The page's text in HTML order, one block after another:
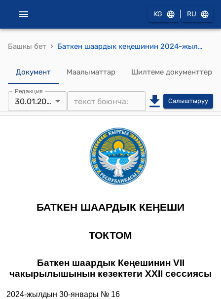
KG RU
Башкы бет › Баткен шаардык кеңешинин 2024-жылдын 30-январындагы №16 "Баткен шаарынын тургуну Осмонов Абдибаказдын С.Садыков көчөсүнүн күн батыш тарабындагы 0,25га айыл чарба багытындагы жер аянтын Ц-1 “Шаардын борборунун мамлекеттик жана ишкердик”коммерциялык ишмердүүлүк зонасына которууга макулдук берүү жөнүндө" токтому
Документ Маалыматтар Шилтеме документтер
Редакция
30.01.2024 Салыштыруу